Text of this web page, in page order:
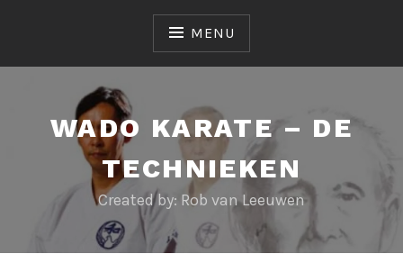
MENU
WADO KARATE – DE
TECHNIEKEN
Created by: Rob van Leeuwen